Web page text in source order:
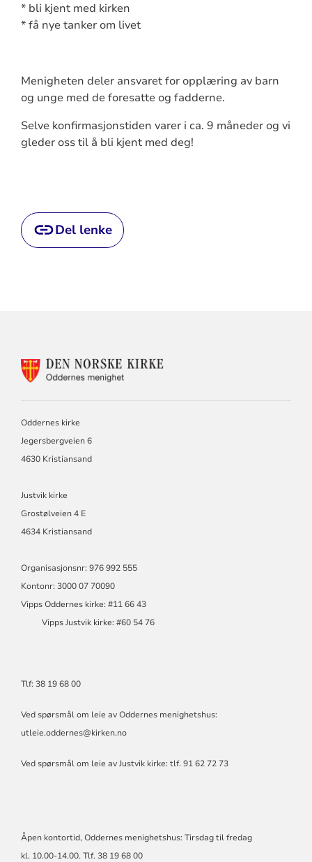
* bli kjent med kirken
* få nye tanker om livet
Menigheten deler ansvaret for opplæring av barn
og unge med de foresatte og fadderne.
Selve konfirmasjonstiden varer i ca. 9 måneder og vi
gleder oss til å bli kjent med deg!
Del lenke
Oddernes kirke
Jegersbergveien 6
4630 Kristiansand
Justvik kirke
Grostølveien 4 E
4634 Kristiansand
Organisasjonsnr: 976 992 555
Kontonr: 3000 07 70090
Vipps Oddernes kirke: #11 66 43
Vipps Justvik kirke: #60 54 76
Tlf: 38 19 68 00
Ved spørsmål om leie av Oddernes menighetshus:
utleie.oddernes@kirken.no
Ved spørsmål om leie av Justvik kirke: tlf. 91 62 72 73
Åpen kontortid, Oddernes menighetshus: Tirsdag til fredag
kl. 10.00-14.00. Tlf. 38 19 68 00